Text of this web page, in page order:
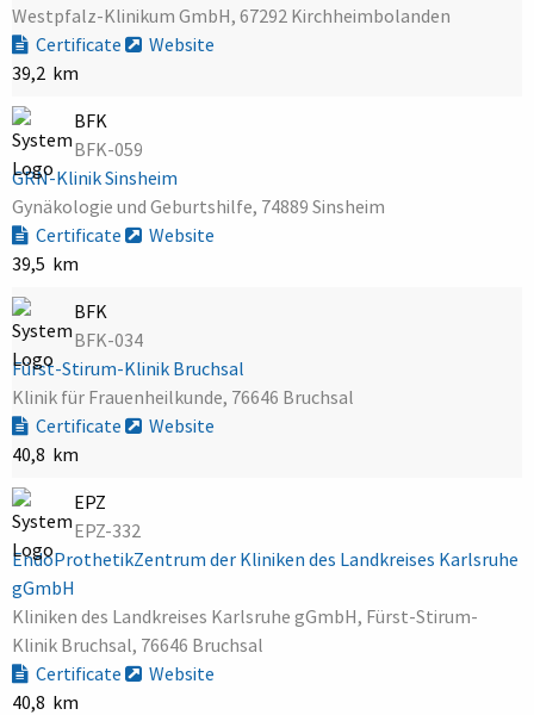
Westpfalz-Klinikum GmbH, 67292 Kirchheimbolanden
Certificate
Website
39,2 km
BFK
BFK-059
GRN-Klinik Sinsheim
Gynäkologie und Geburtshilfe, 74889 Sinsheim
Certificate
Website
39,5 km
BFK
BFK-034
Fürst-Stirum-Klinik Bruchsal
Klinik für Frauenheilkunde, 76646 Bruchsal
Certificate
Website
40,8 km
EPZ
EPZ-332
EndoProthetikZentrum der Kliniken des Landkreises Karlsruhe
gGmbH
Kliniken des Landkreises Karlsruhe gGmbH, Fürst-Stirum-
Klinik Bruchsal, 76646 Bruchsal
Certificate
Website
40,8 km